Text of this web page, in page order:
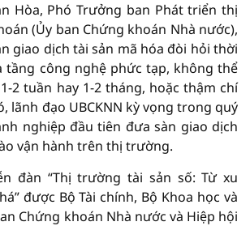
Hòa, Phó Trưởng ban Phát triển thị
(Ủy ban Chứng khoán Nhà nước),
giao dịch tài sản mã hóa đòi hỏi thời
tầng công nghệ phức tạp, không thể
2 tuần hay 1-2 tháng, hoặc thậm chí
lãnh đạo UBCKNN kỳ vọng trong quý
nghiệp đầu tiên đưa sàn giao dịch
vận hành trên thị trường.
đàn “Thị trường tài sản số: Từ xu
được Bộ Tài chính, Bộ Khoa học và
Chứng khoán Nhà nước và Hiệp hội